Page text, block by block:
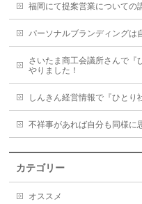
福岡にて提案営業についての
パーソナルブランディングは
さいたま商工会議所さんで『
やりました！
しんきん経営情報で『ひとり
不祥事があれば自分も同様に
カテゴリー
オススメ